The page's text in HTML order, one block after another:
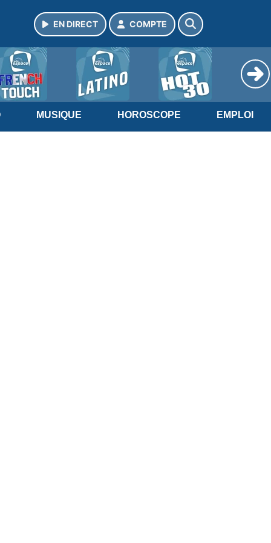
EN DIRECT COMPTE
MUSIQUE HOROSCOPE EMPLOI